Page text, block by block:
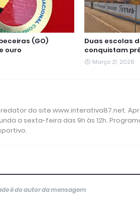
(GO)
ouro
Duas escolas
conquistam
Março 21, 2026
do site www.interativa87.net.
a sexta-feira das 9h às 12h.
é do autor da mensagem